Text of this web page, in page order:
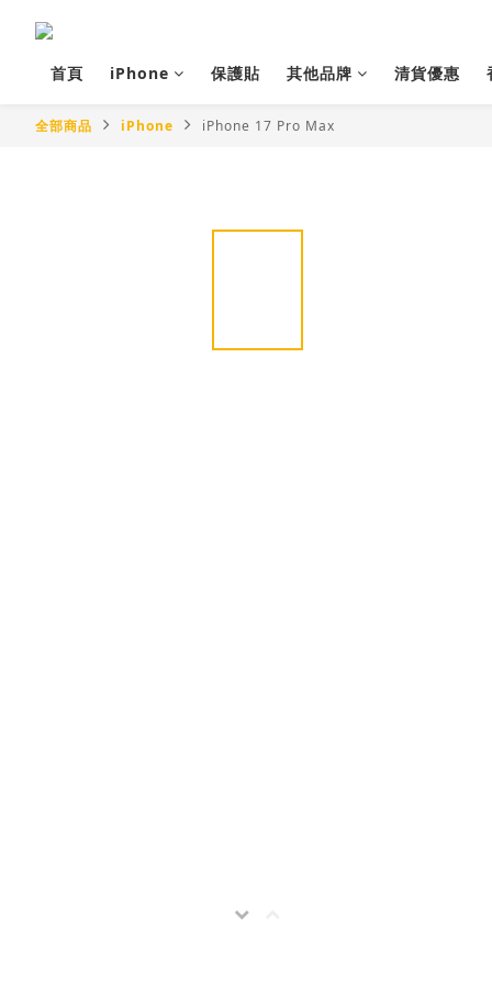
首頁 iPhone 保護貼 其他品牌 清貨優惠
全部商品 iPhone iPhone 17 Pro Max